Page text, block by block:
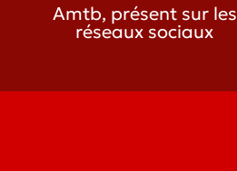
Amtb, présent sur les
réseaux sociaux